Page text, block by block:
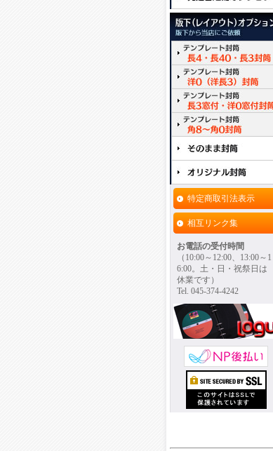
特定商取引法表示
相互リンク集
お電話の受付時間
（10:00～12:00、13:00～1
6:00。土・日・祝祭日は
休業です）
Tel. 045-374-4242